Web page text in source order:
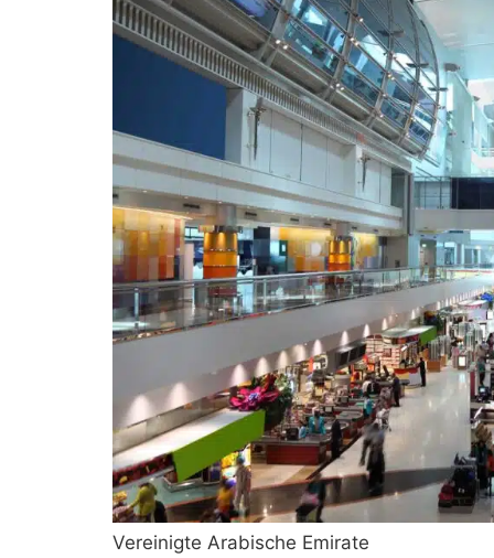
Vereinigte Arabische Emirate